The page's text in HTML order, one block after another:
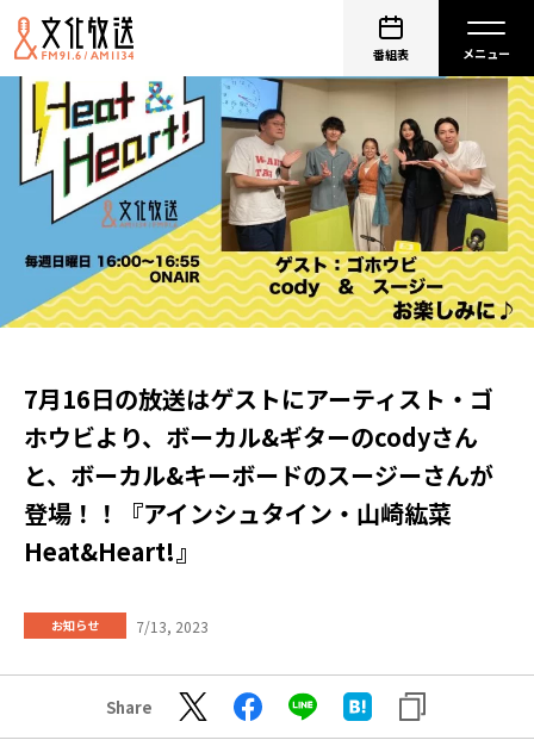
番組表
7月16日の放送はゲストにアーティスト・ゴ
ホウビより、ボーカル&ギターのcodyさん
と、ボーカル&キーボードのスージーさんが
登場！！『アインシュタイン・山崎紘菜
Heat&Heart!』
お知らせ 7/13, 2023
Share